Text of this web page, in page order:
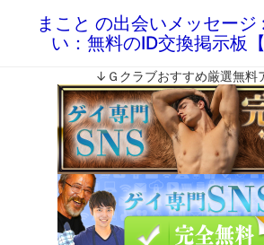
まこと の出会いメッセージ
い：無料のID交換掲示板【
↓Ｇクラブおすすめ厳選無料